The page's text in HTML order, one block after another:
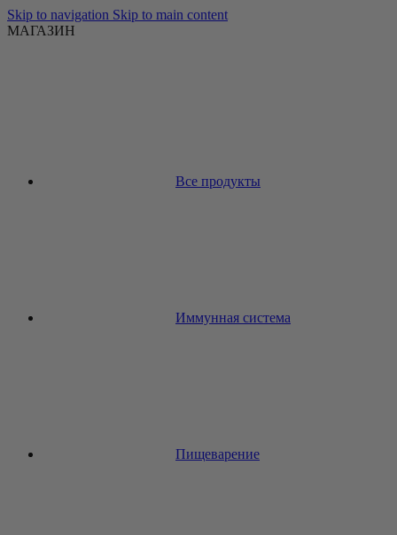
Skip to navigation Skip to main content
МАГАЗИН
Все продукты
Иммунная система
Пищеварение